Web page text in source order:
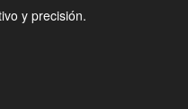
y precisión.